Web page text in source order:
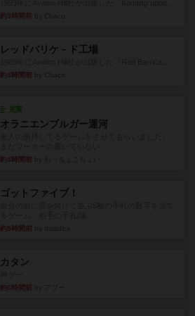
約3時間前
レッドバリケ－ド工場
約4時間前
充実
オラニエンブルガー運河
約4時間前
ゴットファイブ！
約5時間前
カタン
約6時間前